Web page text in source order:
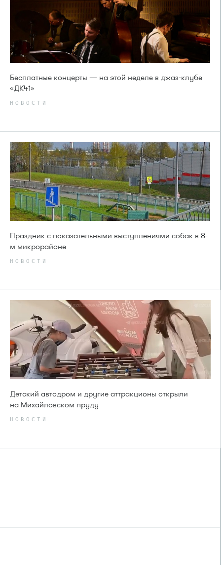
Бесплатные концерты — на этой неделе в джаз-клубе
«ДК41»
НОВОСТИ
Праздник с показательными выступлениями собак в 8-
м микрорайоне
НОВОСТИ
Детский автодром и другие аттракционы открыли
на Михайловском пруду
НОВОСТИ